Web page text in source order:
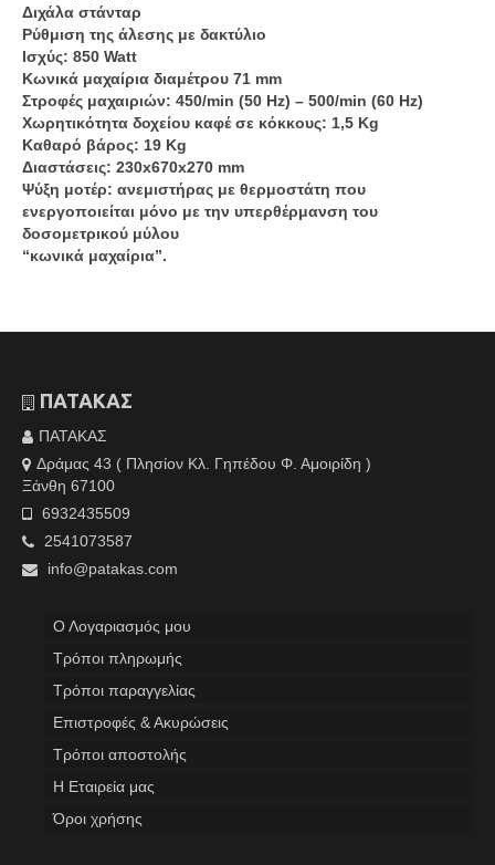
Διχάλα στάνταρ
Ρύθμιση της άλεσης με δακτύλιο
Ισχύς: 850 Watt
Κωνικά μαχαίρια διαμέτρου 71 mm
Στροφές μαχαιριών: 450/min (50 Hz) – 500/min (60 Hz)
Χωρητικότητα δοχείου καφέ σε κόκκους: 1,5 Kg
Καθαρό βάρος: 19 Kg
Διαστάσεις: 230x670x270 mm
Ψύξη μοτέρ: ανεμιστήρας με θερμοστάτη που
ενεργοποιείται μόνο με την υπερθέρμανση του
δοσομετρικού μύλου
“κωνικά μαχαίρια”.
ΠΑΤΑΚΑΣ
ΠΑΤΑΚΑΣ
Δράμας 43 ( Πλησίον Κλ. Γηπέδου Φ. Αμοιρίδη )
Ξάνθη 67100
6932435509
2541073587
info@patakas.com
Ο Λογαριασμός μου
Tρόποι πληρωμής
Τρόποι παραγγελίας
Επιστροφές & Ακυρώσεις
Τρόποι αποστολής
Η Εταιρεία μας
Όροι χρήσης